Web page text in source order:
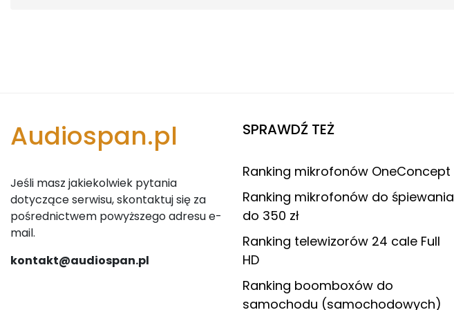
Audiospan.pl
Jeśli masz jakiekolwiek pytania
dotyczące serwisu, skontaktuj się za
pośrednictwem powyższego adresu e-
mail.
kontakt@audiospan.pl
SPRAWDŹ TEŻ
Ranking mikrofonów OneConcept
Ranking mikrofonów do śpiewania
do 350 zł
Ranking telewizorów 24 cale Full
HD
Ranking boomboxów do
samochodu (samochodowych)